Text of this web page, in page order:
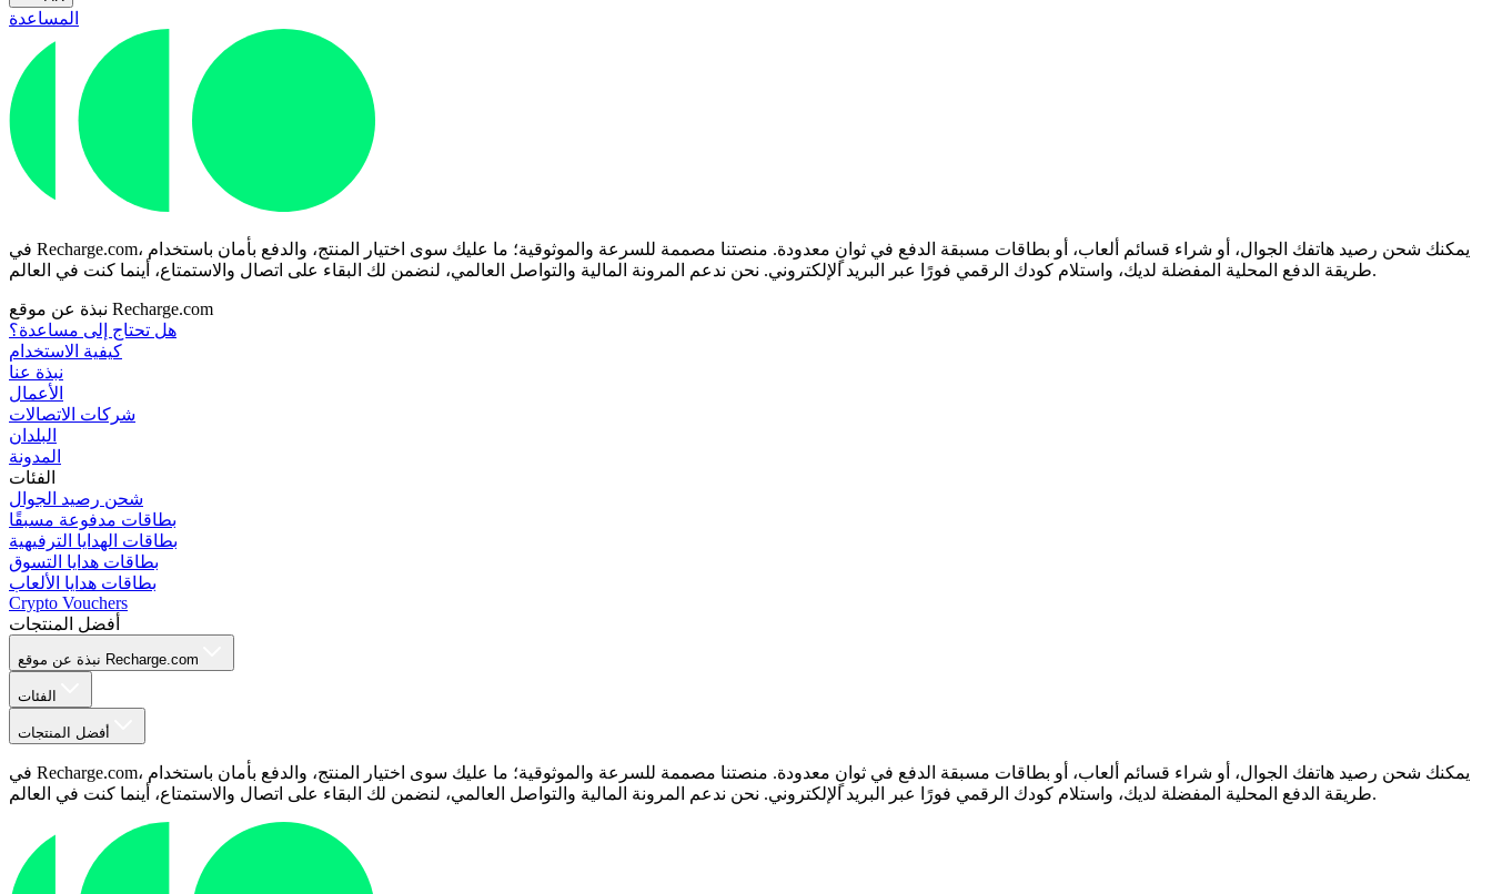
المساعدة
في Recharge.com، يمكنك شحن رصيد هاتفك الجوال، أو شراء قسائم ألعاب، أو بطاقات مسبقة الدفع في ثوانٍ معدودة. منصتنا مصممة للسرعة والموثوقية؛ ما عليك سوى اختيار المنتج، والدفع بأمان باستخدام
طريقة الدفع المحلية المفضلة لديك، واستلام كودك الرقمي فورًا عبر البريد الإلكتروني. نحن ندعم المرونة المالية والتواصل العالمي، لنضمن لك البقاء على اتصال والاستمتاع، أينما كنت في العالم.
نبذة عن موقع Recharge.com
هل تحتاج إلى مساعدة؟
كيفية الاستخدام
نبذة عنا
الأعمال
شركات الاتصالات
البلدان
المدونة
الفئات
شحن رصيد الجوال
بطاقات مدفوعة مسبقًا
بطاقات الهدايا الترفيهية
بطاقات هدايا التسوق
بطاقات هدايا الألعاب
Crypto Vouchers
أفضل المنتجات
نبذة عن موقع Recharge.com
الفئات
أفضل المنتجات
في Recharge.com، يمكنك شحن رصيد هاتفك الجوال، أو شراء قسائم ألعاب، أو بطاقات مسبقة الدفع في ثوانٍ معدودة. منصتنا مصممة للسرعة والموثوقية؛ ما عليك سوى اختيار المنتج، والدفع بأمان باستخدام
طريقة الدفع المحلية المفضلة لديك، واستلام كودك الرقمي فورًا عبر البريد الإلكتروني. نحن ندعم المرونة المالية والتواصل العالمي، لنضمن لك البقاء على اتصال والاستمتاع، أينما كنت في العالم.